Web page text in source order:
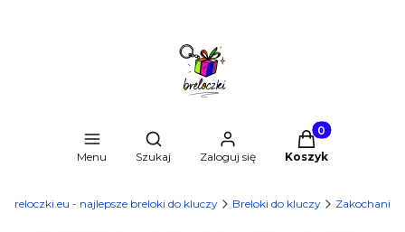
Menu
Otwórz wyszukiwarkę
Szukaj Zaloguj się
Produkty w
Koszyk
Breloczki.eu - najlepsze breloki do kluczy Breloki do kluczy Zakochani